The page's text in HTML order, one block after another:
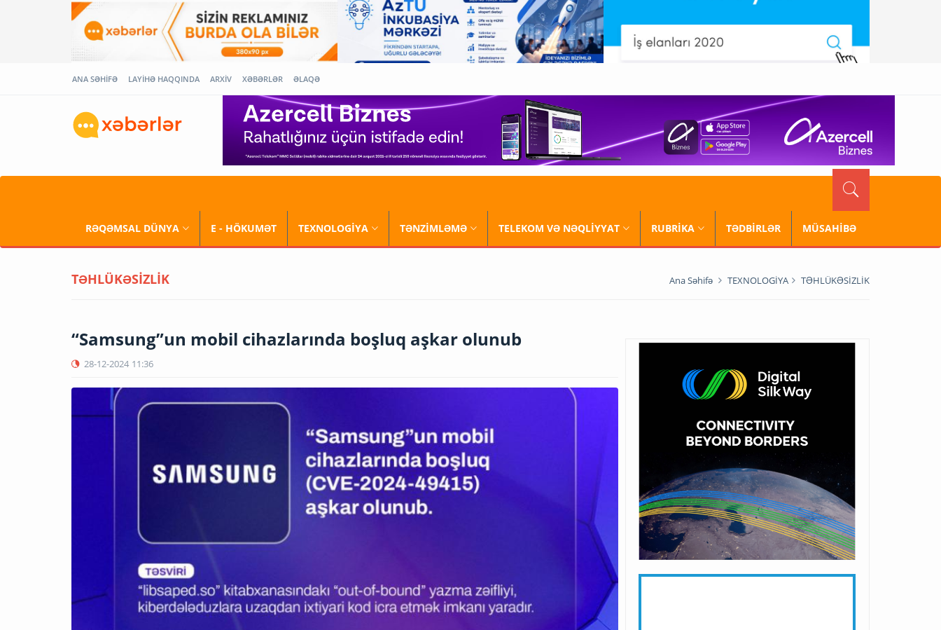
ANA SƏHİFƏ LAYİHƏ HAQQINDA ARXİV XƏBƏRLƏR ƏLAQƏ
RƏQƏMSAL DÜNYA E - HÖKUMƏT TEXNOLOGİYA TƏNZİMLƏMƏ TELEKOM VƏ NƏQLİYYAT RUBRİKA TƏDBİRLƏR MÜSAHİBƏ
TƏHLÜKƏSİZLİK Ana Səhifə TEXNOLOGİYA TƏHLÜKƏSİZLİK
“Samsung”un mobil cihazlarında boşluq aşkar olunub
28-12-2024 11:36